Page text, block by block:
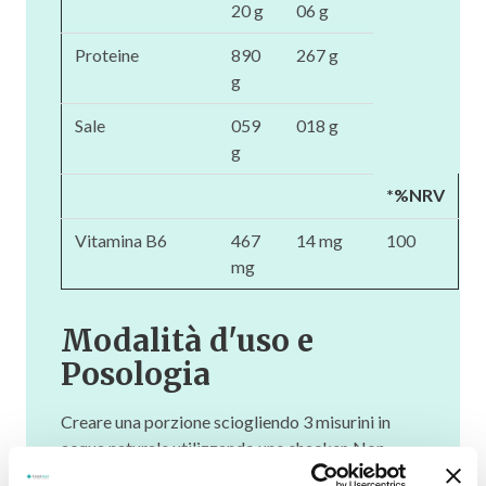
20 g 06 g
Proteine
890
g
267 g
Sale
059
g
018 g
*%NRV
Vitamina B6
467
mg
14 mg 100
Modalità d'uso e
Posologia
Creare una porzione sciogliendo 3 misurini in
acqua naturale utilizzando uno shacker. Non
superare la dose di una porzione giornaliera.